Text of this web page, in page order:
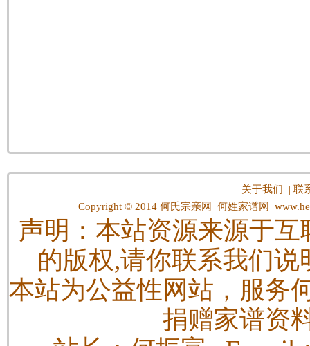
关于我们 |联
Copyright © 2014 何氏宗亲网_何姓家谱网
声明：本站资源来源于
的版权,请你联系我们
本站为公益性网站，服务
捐赠家谱资